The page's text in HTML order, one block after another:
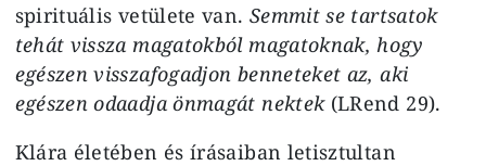
spirituális vetülete van. Semmit se tartsatok
tehát vissza magatokból magatoknak, hogy
egészen visszafogadjon benneteket az, aki
egészen odaadja önmagát nektek (LRend 29).
Klára életében és írásaiban letisztultan